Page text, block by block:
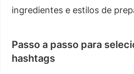
ingredientes e estilos de
Passo a passo para
hashtags